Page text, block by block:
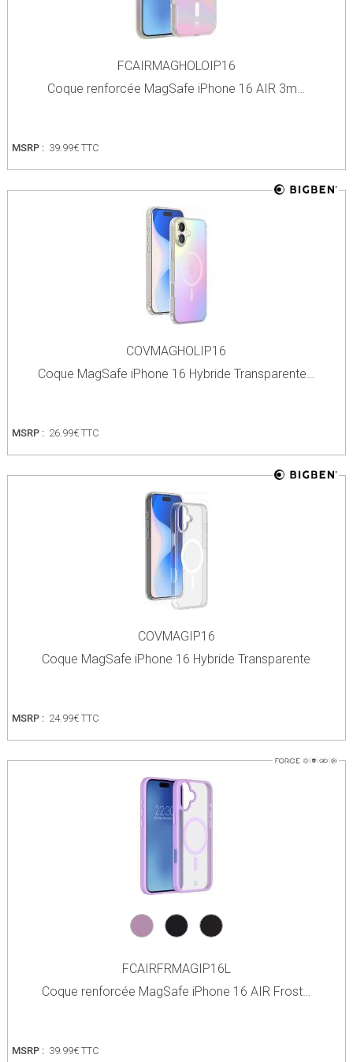
FCAIRMAGHOLOIP16
Coque renforcée MagSafe iPhone 16 AIR 3m…
MSRP : 39.99€ TTC
COVMAGHOLIP16
Coque MagSafe iPhone 16 Hybride Transparente…
MSRP : 26.99€ TTC
COVMAGIP16
Coque MagSafe iPhone 16 Hybride Transparente
MSRP : 24.99€ TTC
FCAIRFRMAGIP16L
Coque renforcée MagSafe iPhone 16 AIR Frost…
MSRP : 39.99€ TTC